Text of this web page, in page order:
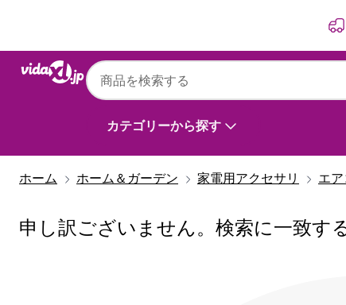
カテゴリーから探す
ホーム ホーム＆ガーデン 家電用アクセサリ エ
申し訳ございません。検索に一致す